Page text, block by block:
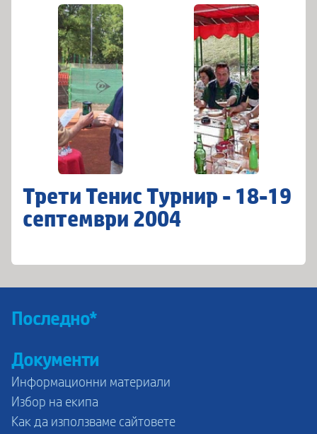
Трети Тенис Турнир - 18-19
септември 2004
Последно*
Документи
Информационни материали
Избор на екипа
Как да използваме сайтовете